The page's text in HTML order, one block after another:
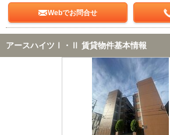
Webでお問合せ
アースハイツⅠ・Ⅱ 賃貸物件基本情報